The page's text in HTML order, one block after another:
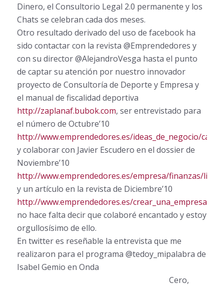
Dinero, el Consultorio Legal 2.0 permanente y los
Chats se celebran cada dos meses.
Otro resultado derivado del uso de facebook ha
sido contactar con la revista @Emprendedores y
con su director @AlejandroVesga hasta el punto
de captar su atención por nuestro innovador
proyecto de Consultoría de Deporte y Empresa y
el manual de fiscalidad deportiva
http://zaplanaf.bubok.com, ser entrevistado para
el número de Octubre’10
http://www.emprendedores.es/ideas_de_negocio/
y colaborar con Javier Escudero en el dossier de
Noviembre’10
http://www.emprendedores.es/empresa/finanzas/
y un artículo en la revista de Diciembre’10
http://www.emprendedores.es/crear_una_empresa/
no hace falta decir que colaboré encantado y estoy
orgullosísimo de ello.
En twitter es reseñable la entrevista que me
realizaron para el programa @tedoy_mipalabra de
Isabel Gemio en Onda
Cero,